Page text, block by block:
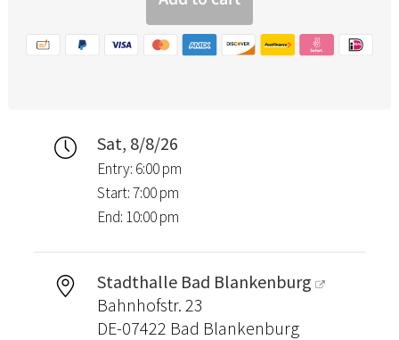
Sat, 8/8/26
Entry: 6:00 pm
Start: 7:00 pm
End: 10:00 pm
Stadthalle Bad Blankenburg
Bahnhofstr. 23
DE-07422 Bad Blankenburg